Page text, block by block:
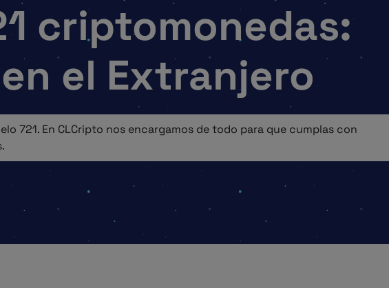
criptomonedas:
el Extranjero
721. En CLCripto nos encargamos de todo para que cumplas con